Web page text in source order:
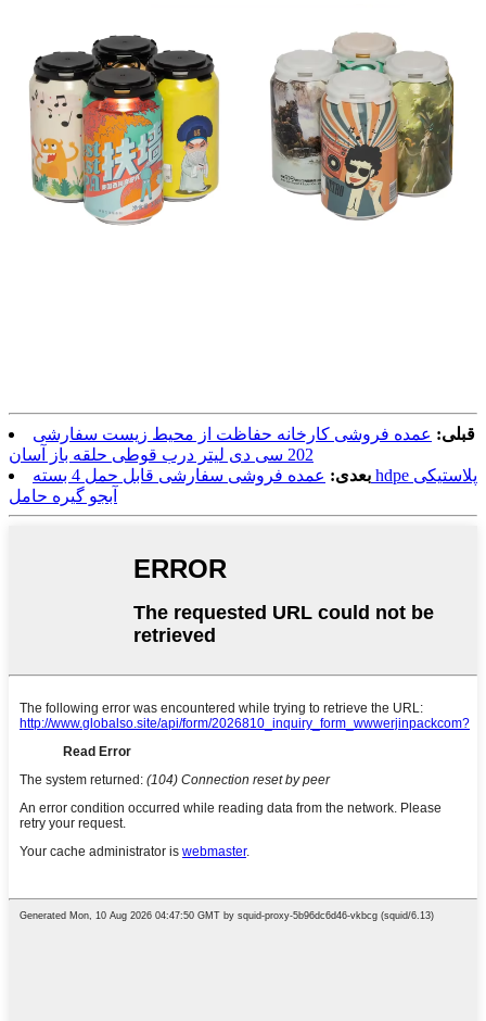
قبلی: عمده فروشی کارخانه حفاظت از محیط زیست سفارشی
202 سی دی لیتر درب قوطی حلقه باز آسان
بعدی:
عمده فروشی سفارشی قابل حمل 4 بسته hdpe پلاستیکی
آبجو گیره حامل